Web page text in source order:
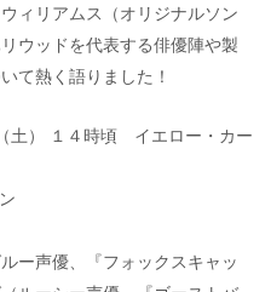
ィリアムス（オリジナルソン
ウッドを代表する俳優陣や製
て熱く語りました！
土） １４時頃 イエロー・カー
ー声優、『フォックスキャッ